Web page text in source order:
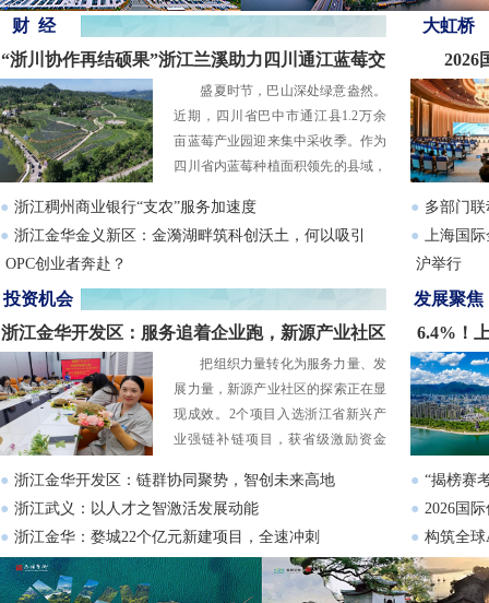
财 经
“浙川协作再结硕果”浙江兰溪助力四川通江蓝莓交
出“富民丰收”答卷盛夏时节，巴山深处绿意盎然。
近期，四川省巴中市通江县1.2万余
亩蓝莓产业园迎来集中采收季。作为
四川省内蓝莓种植面积领先的县域，
的持续赋能，加速构建“种植+加工
+富民”的全链条发展模式。科技与资
莓，真正成为带动群众增收、赋能乡
● 浙江稠州商业银行“支农”服务加速度
● 浙江金华金义新区：金漪湖畔筑科创沃土，何以吸引
OPC创业者奔赴？
● 中国社会科学院调研组赴浙江稠州商业银行开展专题调
研
大虹桥
2026
● 多部门
● 上海国
沪举行
● 第十三
投资机会
浙江金华开发区：服务追着企业跑，新源产业社区
的“就近”解法把组织力量转化为服务力量、发
展力量，新源产业社区的探索正在显
现成效。2个项目入选浙江省新兴产
业强链补链项目，获省级激励资金
裂技术难题，单季为企业新增效益
500万元；依托全市首个机器人产业
联盟，推动浙工大金华研究院与绿源
集团合作研发全栈自研纯国产高端机
器狗项目，进入样机生产阶段……
● 浙江金华开发区：链群协同聚势，智创未来高地
● 浙江武义：以人才之智激活发展动能
● 浙江金华：婺城22个亿元新建项目，全速冲刺
发展聚焦
6.4%！
● “揭榜赛
● 2026国
● 构筑全